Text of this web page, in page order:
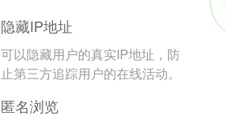
隐藏IP地址
可以隐藏用户的真实IP地址，防
止第三方追踪用户的在线活动。
匿名浏览